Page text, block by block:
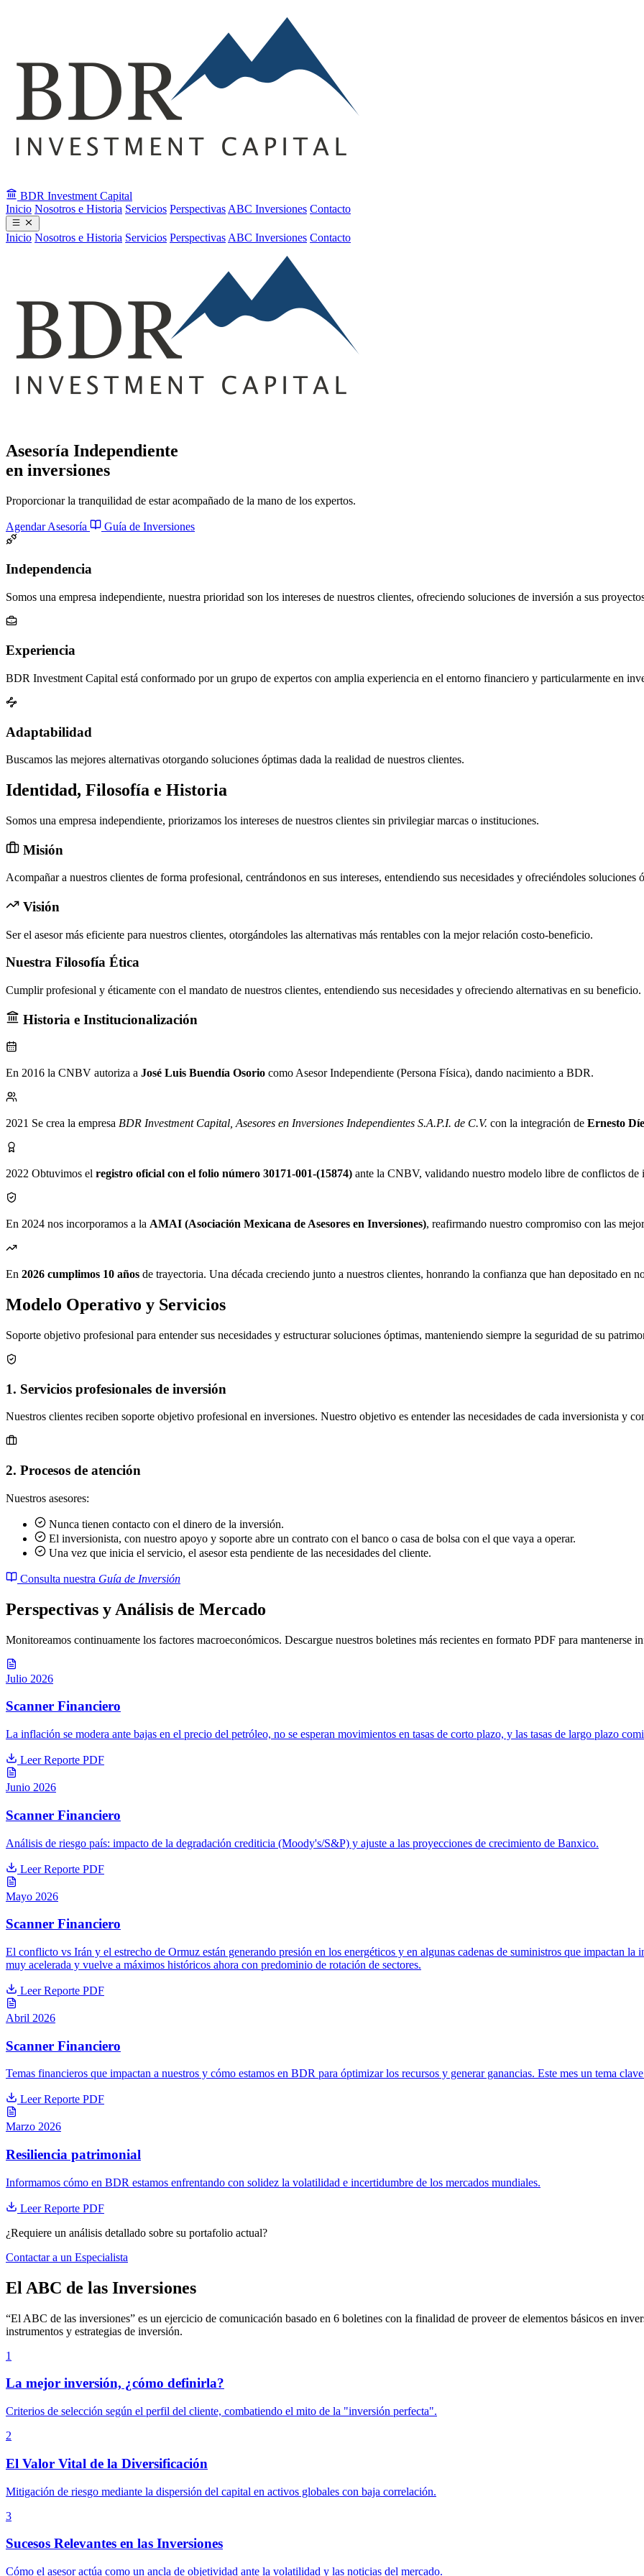
BDR Investment Capital
Inicio Nosotros e Historia Servicios Perspectivas ABC Inversiones Contacto
Inicio Nosotros e Historia Servicios Perspectivas ABC Inversiones Contacto
Asesoría Independiente
en inversiones
Proporcionar la tranquilidad de estar acompañado de la mano de los expertos.
Agendar Asesoría Guía de Inversiones
Independencia
Somos una empresa independiente, nuestra prioridad son los intereses de nuestros clientes, ofreciendo soluciones de inversión a sus
Experiencia
BDR Investment Capital está conformado por un grupo de expertos con amplia experiencia en el entorno financiero y particularmente en
Adaptabilidad
Buscamos las mejores alternativas otorgando soluciones óptimas dada la realidad de nuestros clientes.
Identidad, Filosofía e Historia
Somos una empresa independiente, priorizamos los intereses de nuestros clientes sin privilegiar marcas o instituciones.
Misión
Acompañar a nuestros clientes de forma profesional, centrándonos en sus intereses, entendiendo sus necesidades y ofreciéndoles soluciones
Visión
Ser el asesor más eficiente para nuestros clientes, otorgándoles las alternativas más rentables con la mejor relación costo-beneficio.
Nuestra Filosofía Ética
Cumplir profesional y éticamente con el mandato de nuestros clientes, entendiendo sus necesidades y ofreciendo alternativas en su beneficio.
Historia e Institucionalización
En 2016 la CNBV autoriza a José Luis Buendía Osorio como Asesor Independiente (Persona Física), dando nacimiento a BDR.
2021 Se crea la empresa BDR Investment Capital, Asesores en Inversiones Independientes S.A.P.I. de C.V. con la integración de Ernesto
2022 Obtuvimos el registro oficial con el folio número 30171-001-(15874) ante la CNBV, validando nuestro modelo libre de conflictos de
En 2024 nos incorporamos a la AMAI (Asociación Mexicana de Asesores en Inversiones), reafirmando nuestro compromiso con las
En 2026 cumplimos 10 años de trayectoria. Una década creciendo junto a nuestros clientes, honrando la confianza que han depositado en
Modelo Operativo y Servicios
Soporte objetivo profesional para entender sus necesidades y estructurar soluciones óptimas, manteniendo siempre la seguridad de su
1. Servicios profesionales de inversión
Nuestros clientes reciben soporte objetivo profesional en inversiones. Nuestro objetivo es entender las necesidades de cada inversionista y
2. Procesos de atención
Nuestros asesores:
Nunca tienen contacto con el dinero de la inversión.
El inversionista, con nuestro apoyo y soporte abre un contrato con el banco o casa de bolsa con el que vaya a operar.
Una vez que inicia el servicio, el asesor esta pendiente de las necesidades del cliente.
Consulta nuestra Guía de Inversión
Perspectivas y Análisis de Mercado
Monitoreamos continuamente los factores macroeconómicos. Descargue nuestros boletines más recientes en formato PDF para mantenerse
Julio 2026
Scanner Financiero
La inflación se modera ante bajas en el precio del petróleo, no se esperan movimientos en tasas de corto plazo, y las tasas de largo plazo
Leer Reporte PDF
Junio 2026
Scanner Financiero
Análisis de riesgo país: impacto de la degradación crediticia (Moody's/S&P) y ajuste a las proyecciones de crecimiento de Banxico.
Leer Reporte PDF
Mayo 2026
Scanner Financiero
El conflicto vs Irán y el estrecho de Ormuz están generando presión en los energéticos y en algunas cadenas de suministros que impactan la
muy acelerada y vuelve a máximos históricos ahora con predominio de rotación de sectores.
Leer Reporte PDF
Abril 2026
Scanner Financiero
Temas financieros que impactan a nuestros y cómo estamos en BDR para óptimizar los recursos y generar ganancias. Este mes un tema
Leer Reporte PDF
Marzo 2026
Resiliencia patrimonial
Informamos cómo en BDR estamos enfrentando con solidez la volatilidad e incertidumbre de los mercados mundiales.
Leer Reporte PDF
¿Requiere un análisis detallado sobre su portafolio actual?
Contactar a un Especialista
El ABC de las Inversiones
“El ABC de las inversiones” es un ejercicio de comunicación basado en 6 boletines con la finalidad de proveer de elementos básicos en
instrumentos y estrategias de inversión.
1
La mejor inversión, ¿cómo definirla?
Criterios de selección según el perfil del cliente, combatiendo el mito de la "inversión perfecta".
2
El Valor Vital de la Diversificación
Mitigación de riesgo mediante la dispersión del capital en activos globales con baja correlación.
3
Sucesos Relevantes en las Inversiones
Cómo el asesor actúa como un ancla de objetividad ante la volatilidad y las noticias del mercado.